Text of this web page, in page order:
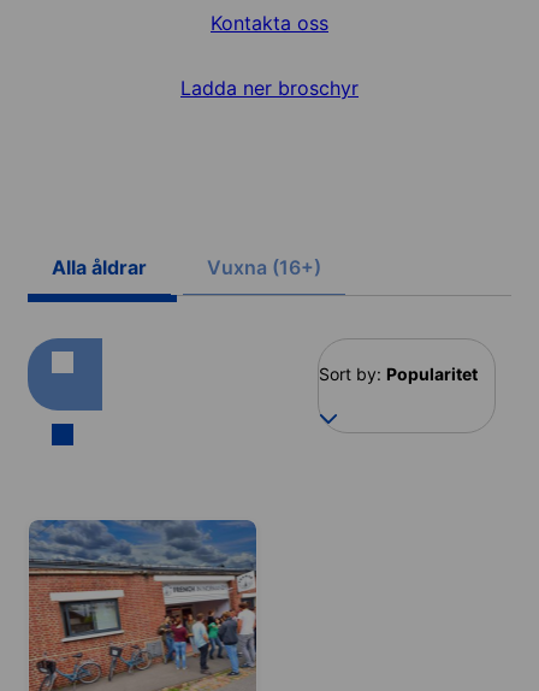
Kontakta oss
Ladda ner broschyr
Alla åldrar Vuxna (16+)
Sort by: Popularitet